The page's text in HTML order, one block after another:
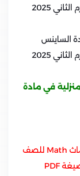
Science للصف الثالث الاعدادي الترم الثاني 2025
الساينس
Science للصف الثالث الاعدادي الترم الثاني 2025
في مادة
تقييمات الأسبوع الأول في مادة الماث Math للصف